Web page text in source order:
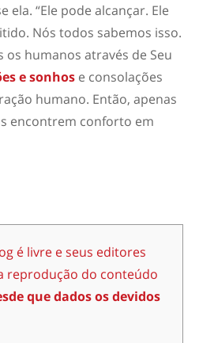
ela. “Ele pode alcançar. Ele
Nós todos sabemos isso.
os humanos através de Seu
e sonhos e consolações
humano. Então, apenas
encontrem conforto em
é livre e seus editores
reprodução do conteúdo
que dados os devidos